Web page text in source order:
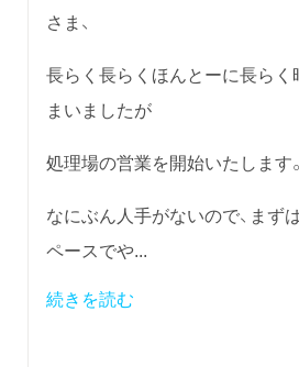
さま、
長らく長らくほんとーに長らく
まいましたが
処理場の営業を開始いたします。
なにぶん人手がないので、まず
ペースでや...
続きを読む